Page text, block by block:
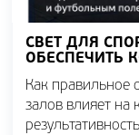
СВЕТ ДЛЯ
ОБЕСПЕЧИТЬ
Как правильное
залов влияет на